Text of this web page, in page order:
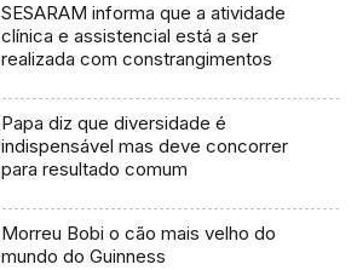
SESARAM informa que a atividade
clínica e assistencial está a ser
realizada com constrangimentos
Papa diz que diversidade é
indispensável mas deve concorrer
para resultado comum
Morreu Bobi o cão mais velho do
mundo do Guinness